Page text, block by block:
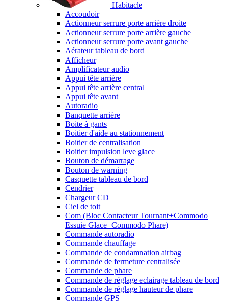
Habitacle
Accoudoir
Actionneur serrure porte arrière droite
Actionneur serrure porte arrière gauche
Actionneur serrure porte avant gauche
Aérateur tableau de bord
Afficheur
Amplificateur audio
Appui tête arrière
Appui tête arrière central
Appui tête avant
Autoradio
Banquette arrière
Boite à gants
Boitier d'aide au stationnement
Boitier de centralisation
Boitier impulsion leve glace
Bouton de démarrage
Bouton de warning
Casquette tableau de bord
Cendrier
Chargeur CD
Ciel de toit
Com (Bloc Contacteur Tournant+Commodo
Essuie Glace+Commodo Phare)
Commande autoradio
Commande chauffage
Commande de condamnation airbag
Commande de fermeture centralisée
Commande de phare
Commande de réglage eclairage tableau de bord
Commande de réglage hauteur de phare
Commande GPS